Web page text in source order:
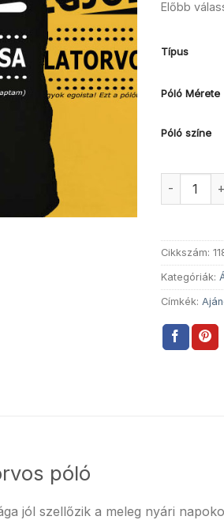
Előbb
Típus
Póló Mérete
Póló színe
Ajándék
Cikkszám:
Kategóriák:
Címkék:
póló
jól szellőzik a meleg nyári